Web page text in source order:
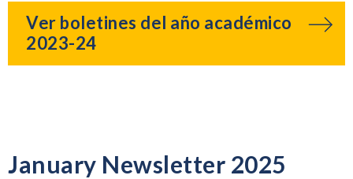
Ver boletines del año académico
2023-24
January Newsletter 2025